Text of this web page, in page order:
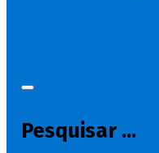
Pesquisar ...